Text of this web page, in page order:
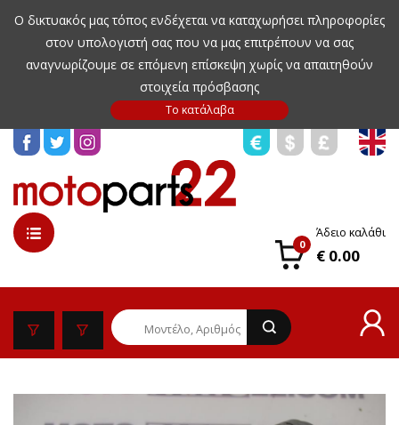
Ο δικτυακός μας τόπος ενδέχεται να καταχωρήσει πληροφορίες
στον υπολογιστή σας που να μας επιτρέπουν να σας
αναγνωρίζουμε σε επόμενη επίσκεψη χωρίς να απαιτηθούν
στοιχεία πρόσβασης
0
Άδειο καλάθι
€ 0.00